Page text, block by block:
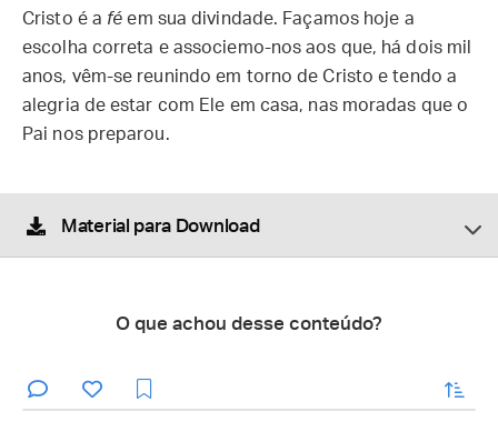
Cristo é a fé em sua divindade. Façamos hoje a
escolha correta e associemo-nos aos que, há dois mil
anos, vêm-se reunindo em torno de Cristo e tendo a
alegria de estar com Ele em casa, nas moradas que o
Pai nos preparou.
Material para Download
O que achou desse conteúdo?
enviar